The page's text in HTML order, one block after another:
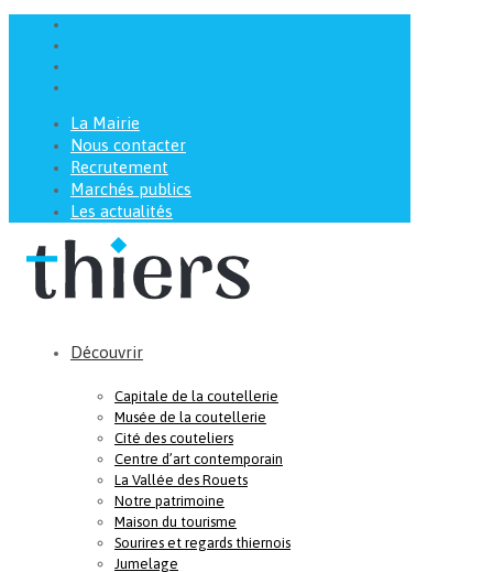
La Mairie
Nous contacter
Recrutement
Marchés publics
Les actualités
Découvrir
Capitale de la coutellerie
Musée de la coutellerie
Cité des couteliers
Centre d’art contemporain
La Vallée des Rouets
Notre patrimoine
Maison du tourisme
Sourires et regards thiernois
Jumelage